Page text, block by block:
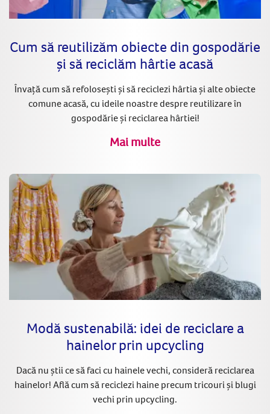
Cum să reutilizăm obiecte din gospodărie
și să reciclăm hârtie acasă
Învață cum să refolosești și să reciclezi hârtia și alte obiecte
comune acasă, cu ideile noastre despre reutilizare în
gospodărie și reciclarea hârtiei!
Mai multe
Modă sustenabilă: idei de reciclare a
hainelor prin upcycling
Dacă nu știi ce să faci cu hainele vechi, consideră reciclarea
hainelor! Află cum să reciclezi haine precum tricouri și blugi
vechi prin upcycling.